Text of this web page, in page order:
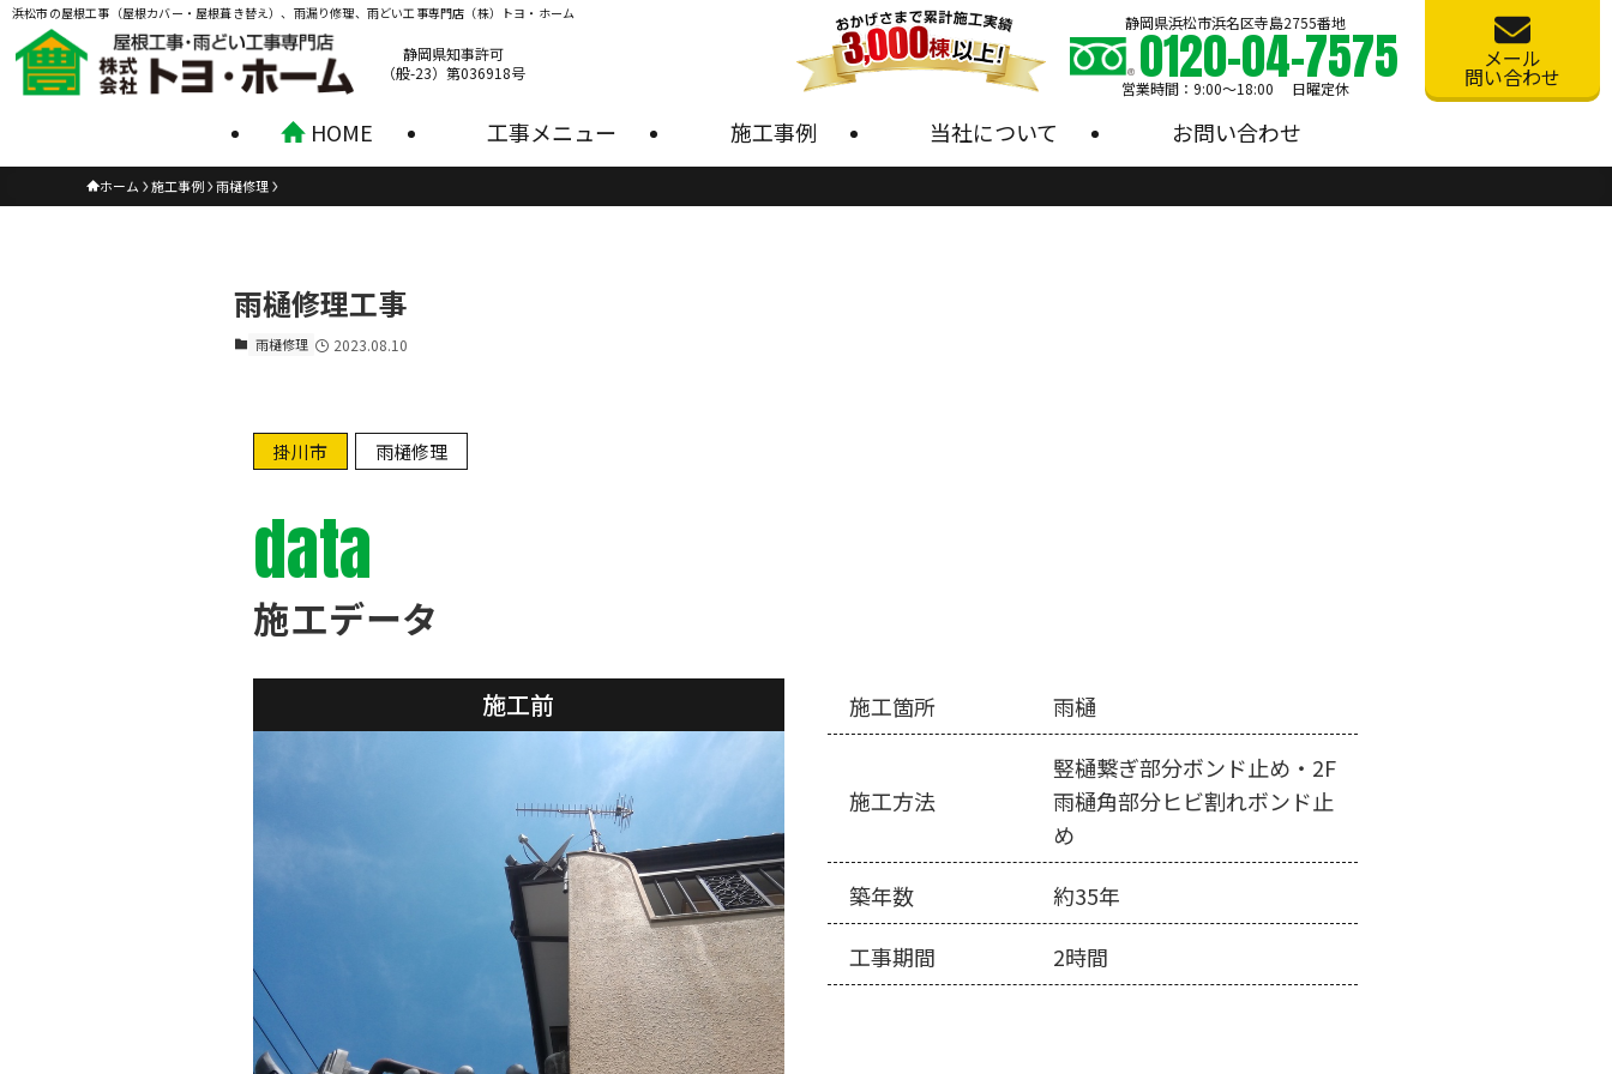
浜松市の屋根工事（屋根カバー・屋根葺き替え）、雨漏り修理、雨どい工事専門店（株）トヨ・ホーム
HOME 工事メニュー 施工事例 当社について お問い合わせ
静岡県知事許可
（般-23）第036918号
静岡県浜松市浜名区寺島2755番地
0120-04-7575
営業時間：9:00〜18:00 日曜定休
メール
問い合わせ
ホーム 施工事例 雨樋修理
雨樋修理工事
雨樋修理 2023.08.10
掛川市 雨樋修理
data
施工データ
施工前 施工箇所 雨樋
施工方法
竪樋繋ぎ部分ボンド止め・2F
雨樋角部分ヒビ割れボンド止
め
築年数
約35年
工事期間
2時間